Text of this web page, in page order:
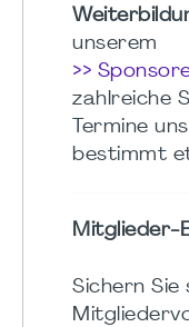
unserem
>>
zahlreiche
Termine
bestimmt
Mitglieder-
Sichern Sie